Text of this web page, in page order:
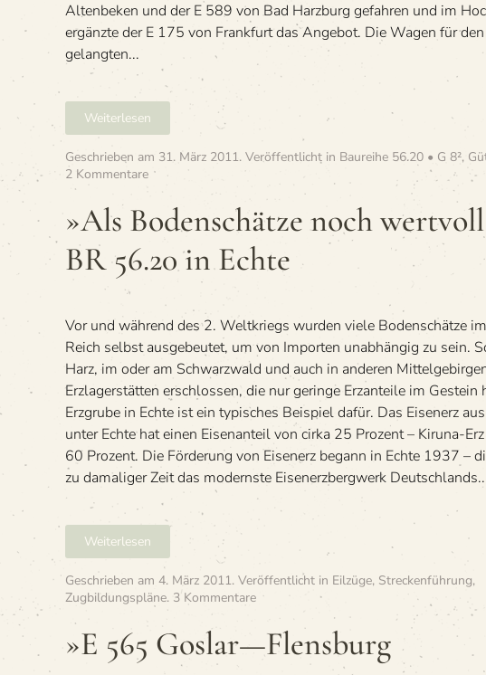
Alten­be­ken und der E 589 von Bad Harz­burg gefah­ren und im
ergänzte der E 175 von Frank­furt das Ange­bot. Die Wagen für
gelang­ten...
Weiterlesen
Geschrieben am 31. März 2011. Veröffentlicht in Baureihe 56.20 • G 8²,
2 Kommentarezu
Boden­
schätze
wert­
voll
56.20 in Echte
»Als Boden­schätze noch
BR 56.20 in Echte
Vor und während des 2. Weltkriegs wurden viele Bodenschätze
Reich selbst ausgebeutet, um von Importen unabhängig zu sein.
Harz, im oder am Schwarzwald und auch in anderen
Erzlagerstätten erschlossen, die nur geringe Erzanteile im Gestein
Erzgrube in Echte ist ein typisches Beispiel dafür. Das Eisenerz
unter Echte hat einen Eisenanteil von cirka 25 Prozent – Kiruna-
60 Prozent. Die Förderung von Eisenerz begann in Echte 1937 –
zu damaliger Zeit das modernste Eisenerzbergwerk
Weiterlesen
Geschrieben am 4. März 2011. Veröffentlicht in Eilzüge, Streckenführung,
Zugbildungspläne. 3 Kommentarezu
565
Goslar
»E 565 Goslar—Flensburg